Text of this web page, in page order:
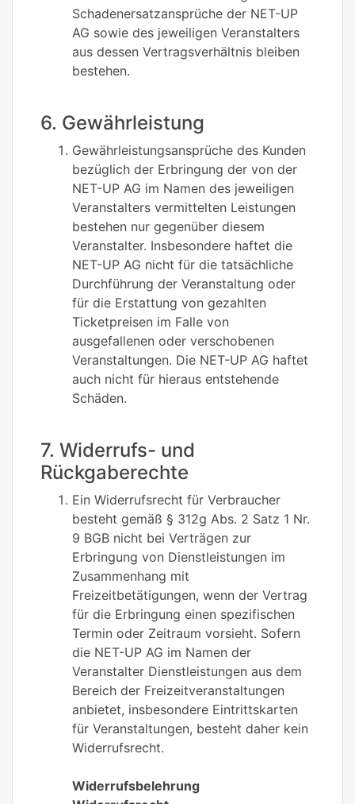
Schadenersatzansprüche der NET-UP
AG sowie des jeweiligen Veranstalters
aus dessen Vertragsverhältnis bleiben
bestehen.
6. Gewährleistung
Gewährleistungsansprüche des Kunden
bezüglich der Erbringung der von der
NET-UP AG im Namen des jeweiligen
Veranstalters vermittelten Leistungen
bestehen nur gegenüber diesem
Veranstalter. Insbesondere haftet die
NET-UP AG nicht für die tatsächliche
Durchführung der Veranstaltung oder
für die Erstattung von gezahlten
Ticketpreisen im Falle von
ausgefallenen oder verschobenen
Veranstaltungen. Die NET-UP AG haftet
auch nicht für hieraus entstehende
Schäden.
7. Widerrufs- und
Rückgaberechte
Ein Widerrufsrecht für Verbraucher
besteht gemäß § 312g Abs. 2 Satz 1 Nr.
9 BGB nicht bei Verträgen zur
Erbringung von Dienstleistungen im
Zusammenhang mit
Freizeitbetätigungen, wenn der Vertrag
für die Erbringung einen spezifischen
Termin oder Zeitraum vorsieht. Sofern
die NET-UP AG im Namen der
Veranstalter Dienstleistungen aus dem
Bereich der Freizeitveranstaltungen
anbietet, insbesondere Eintrittskarten
für Veranstaltungen, besteht daher kein
Widerrufsrecht.
Widerrufsbelehrung